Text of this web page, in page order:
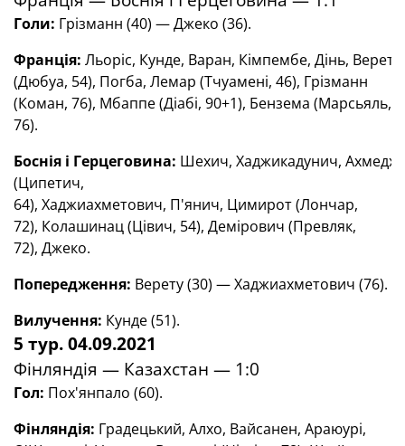
Голи: Грізманн (40) —Джеко (36).
Франція: Льоріс, Кунде, Варан, Кімпембе, Дінь, Верету
(Дюбуа, 54), Погба, Лемар (Тчуамені, 46), Грізманн
(Коман, 76), Мбаппе (Діабі, 90+1), Бензема (Марсьяль,
76).
Боснія і Герцеговина: Шехич, Хаджикадунич,
(Ципетич,
64), Хаджиахметович, П'янич, Цимирот (Лончар,
72), Колашинац (Цівич, 54), Демірович (Превляк,
72), Джеко.
Попередження: Верету (30) — Хаджиахметович (76).
Вилучення: Кунде (51).
5 тур. 04.09.2021
Фінляндія — Казахстан — 1:0
Гол: Пох'янпало (60).
Фінляндія: Градецький, Алхо, Вайсанен, Араюурі,